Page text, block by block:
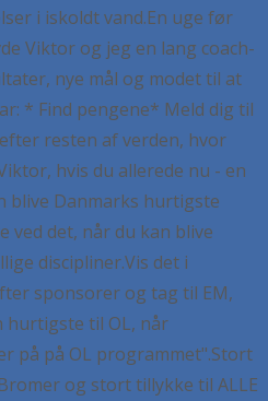
i iskoldt vand.En uge før
Viktor og jeg en lang coach-
nye mål og modet til at
* Find pengene* Meld dig til
resten af verden, hvor
hvis du allerede nu - en
blive Danmarks hurtigste
ved det, når du kan blive
discipliner.Vis det i
sponsorer og tag til EM,
til OL, når
på på OL programmet".Stort
og stort tillykke til ALLE